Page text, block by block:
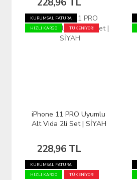
KURUMSAL FATURA
HIZLI KARGO
TÜKENİYOR!
iPhone 11 PRO Uyumlu
Alt Vida 2li Set | SİYAH
228,96 TL
KURUMSAL FATURA
HIZLI KARGO
TÜKENİYOR!